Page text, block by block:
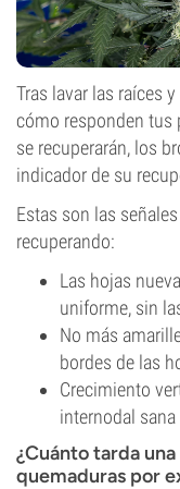
Tras lavar las raíces
cómo responden tus
se recuperarán, los
indicador de su
Estas son las
recuperando:
Las hojas
uniforme, sin
No más
bordes de las
Crecimiento
internodal sana
¿Cuánto tarda
quemaduras por